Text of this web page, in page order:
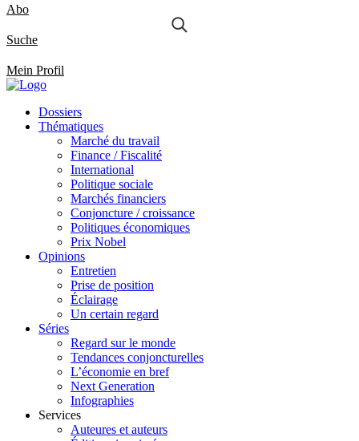
Abo
Suche
Mein Profil
Dossiers
Thématiques
Marché du travail
Finance / Fiscalité
International
Politique sociale
Marchés financiers
Conjoncture / croissance
Politiques économiques
Prix Nobel
Opinions
Entretien
Prise de position
Éclairage
Un certain regard
Séries
Regard sur le monde
Tendances conjoncturelles
L’économie en bref
Next Generation
Infographies
Services
Auteures et auteurs